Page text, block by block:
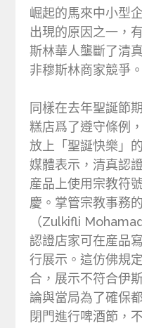
崛起的馬來中小型
出現的原因之一，
斯林華人壟斷了清
非穆斯林商家競爭。
同樣在去年聖誕節
糕店爲了遵守條例
放上「聖誕快樂」
媒體表示，清真認
産品上使用宗教符
慶。掌管宗教事務
（Zulkifli
認證店家可在産品
行展示。這仿佛規
合，展示不符合伊
論與當局為了確保
閉門進行啤酒節，